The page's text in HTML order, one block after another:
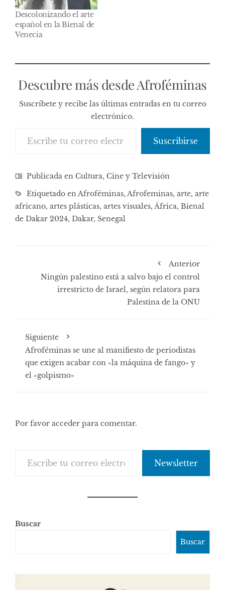
Descolonizando el arte
español en la Bienal de
Venecia
Descubre más desde Afroféminas
Suscríbete y recibe las últimas entradas en tu correo
electrónico.
Suscribirse
Publicada en Cultura, Cine y Televisión
Etiquetado enAfroféminas, Afrofeminas, arte, arte
africano, artes plásticas, artes visuales, África, Bienal
de Dakar 2024, Dakar, Senegal
Anterior
Ningún palestino está a salvo bajo el control
irrestricto de Israel, según relatora para
Palestina de la ONU
Siguiente
Afroféminas se une al manifiesto de periodistas
que exigen acabar con «la máquina de fango» y
el «golpismo»
Por favor acceder para comentar.
Newsletter
Buscar
Buscar